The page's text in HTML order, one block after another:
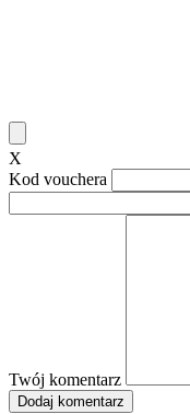
X
Kod vouchera
Twój komentarz
Dodaj komentarz